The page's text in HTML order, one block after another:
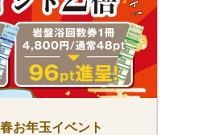
お年玉イベント